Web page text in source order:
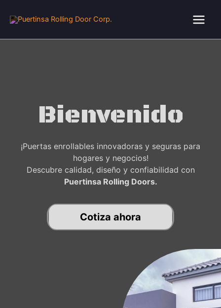
Bienvenido
¡Puertas enrollables innovadoras y seguras para
hogares y negocios!
Descubre calidad, diseño y confiabilidad con
Puertinsa Rolling Doors.
Cotiza ahora